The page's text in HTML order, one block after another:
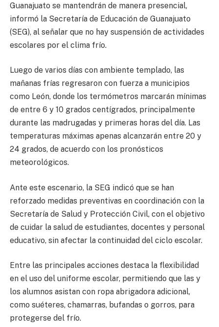
Guanajuato se mantendrán de manera presencial,
informó la Secretaría de Educación de Guanajuato
(SEG), al señalar que no hay suspensión de actividades
escolares por el clima frío.
Luego de varios días con ambiente templado, las
mañanas frías regresaron con fuerza a municipios
como León, donde los termómetros marcarán mínimas
de entre 6 y 10 grados centígrados, principalmente
durante las madrugadas y primeras horas del día. Las
temperaturas máximas apenas alcanzarán entre 20 y
24 grados, de acuerdo con los pronósticos
meteorológicos.
Ante este escenario, la SEG indicó que se han
reforzado medidas preventivas en coordinación con la
Secretaría de Salud y Protección Civil, con el objetivo
de cuidar la salud de estudiantes, docentes y personal
educativo, sin afectar la continuidad del ciclo escolar.
Entre las principales acciones destaca la flexibilidad
en el uso del uniforme escolar, permitiendo que las y
los alumnos asistan con ropa abrigadora adicional,
como suéteres, chamarras, bufandas o gorros, para
protegerse del frío.